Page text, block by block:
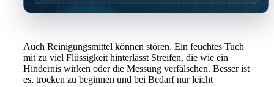
Auch Reinigungsmittel können stören. Ein feuchtes Tuch
mit zu viel Flüssigkeit hinterlässt Streifen, die wie ein
Hindernis wirken oder die Messung verfälschen. Besser ist
es, trocken zu beginnen und bei Bedarf nur leicht